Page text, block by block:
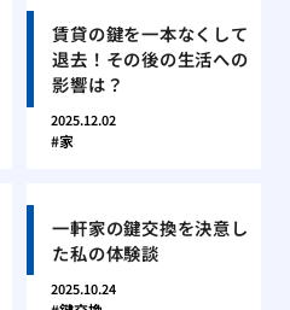
賃貸の鍵を一本なくして
退去！その後の生活への
影響は？
2025.12.02
家
一軒家の鍵交換を決意し
た私の体験談
2025.10.24